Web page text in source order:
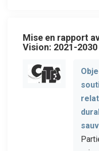
Mise en rapport
Vision: 2021-2030